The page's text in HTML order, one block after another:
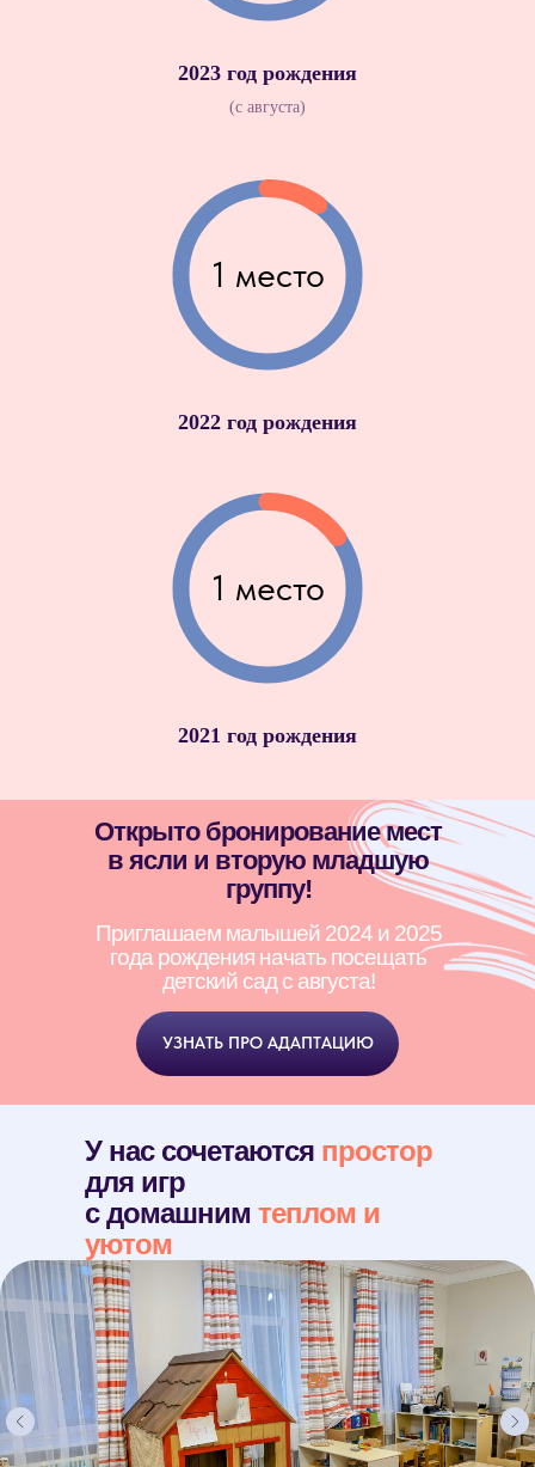
2023 год рождения
(с августа)
1 место
2022 год рождения
1 место
2021 год рождения
Открыто бронирование мест
в ясли и вторую младшую
группу!
Приглашаем малышей 2024 и 2025
года рождения начать посещать
детский сад с августа!
УЗНАТЬ ПРО АДАПТАЦИЮ
У нас сочетаются простор
для игр
с домашним теплом и
уютом